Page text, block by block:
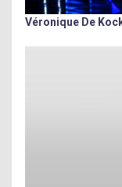
Véronique De